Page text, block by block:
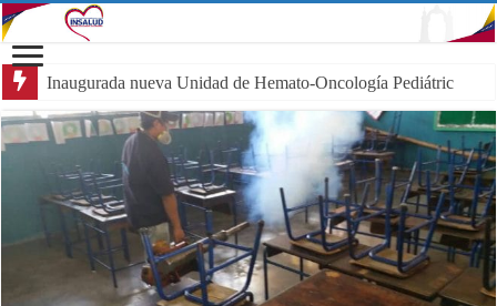
Inaugurada nueva Unidad de Hemato-Oncología Pediátrica en